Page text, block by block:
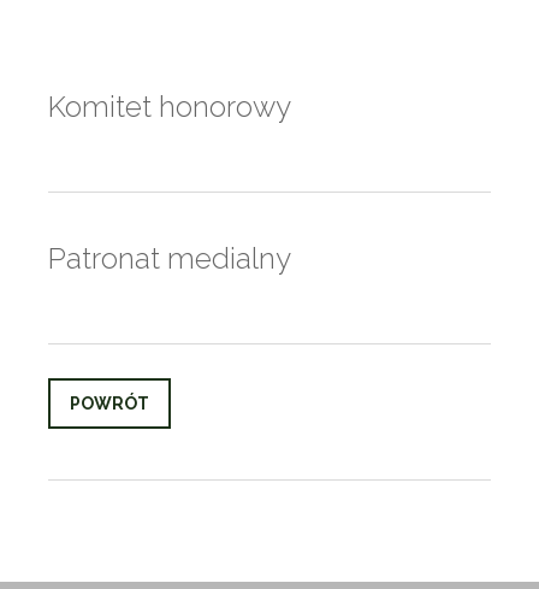
Komitet honorowy
Patronat medialny
POWRÓT